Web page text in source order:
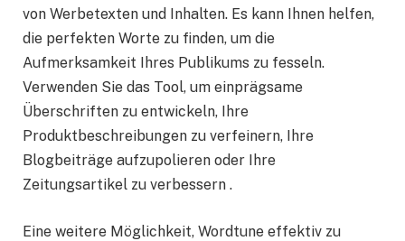
von Werbetexten und Inhalten. Es kann Ihnen helfen,
die perfekten Worte zu finden, um die
Aufmerksamkeit Ihres Publikums zu fesseln.
Verwenden Sie das Tool, um einprägsame
Überschriften zu entwickeln, Ihre
Produktbeschreibungen zu verfeinern, Ihre
Blogbeiträge aufzupolieren oder Ihre
Zeitungsartikel zu verbessern .
Eine weitere Möglichkeit, Wordtune effektiv zu